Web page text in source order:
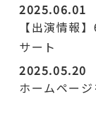
2025.06.01
【出演情報
サート
2025.05.20
ホームペー